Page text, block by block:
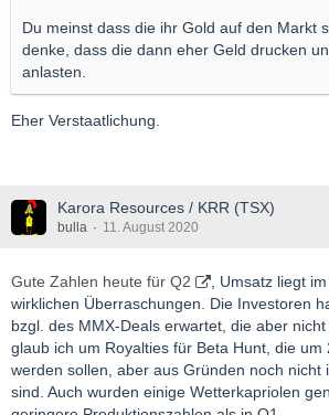
Du meinst dass die ihr Gold auf den Markt
denke, dass die dann eher Geld drucken
anlasten.
Eher Verstaatlichung.
Karora Resources / KRR (TSX)
bulla 11. August 2020
Gute Zahlen heute für Q2
, Umsatz liegt
wirklichen Überraschungen. Die Investoren
bzgl. des MMX-Deals erwartet, die aber
glaub ich um Royalties für Beta Hunt, die um
werden sollen, aber aus Gründen noch nicht
sind. Auch wurden einige Wetterkapriolen